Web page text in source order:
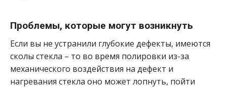
Проблемы, которые могут возникнуть
Если вы не устранили глубокие дефекты, имеются
сколы стекла – то во время полировки из-за
механического воздействия на дефект и
нагревания стекла оно может лопнуть, пойти